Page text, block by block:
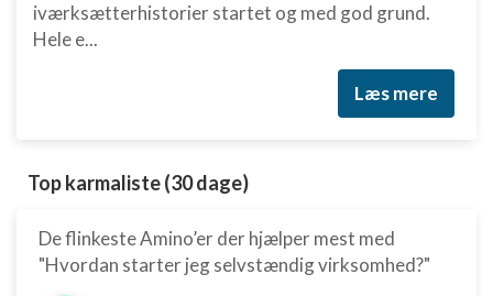
iværksætterhistorier startet og med god grund.
Hele e...
Læs mere
Top karmaliste (30 dage)
De flinkeste Amino’er der hjælper mest med
"Hvordan starter jeg selvstændig virksomhed?"